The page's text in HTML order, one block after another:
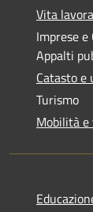
Vita
Imprese e
Appalti
Catasto e
Turismo
Mobilità